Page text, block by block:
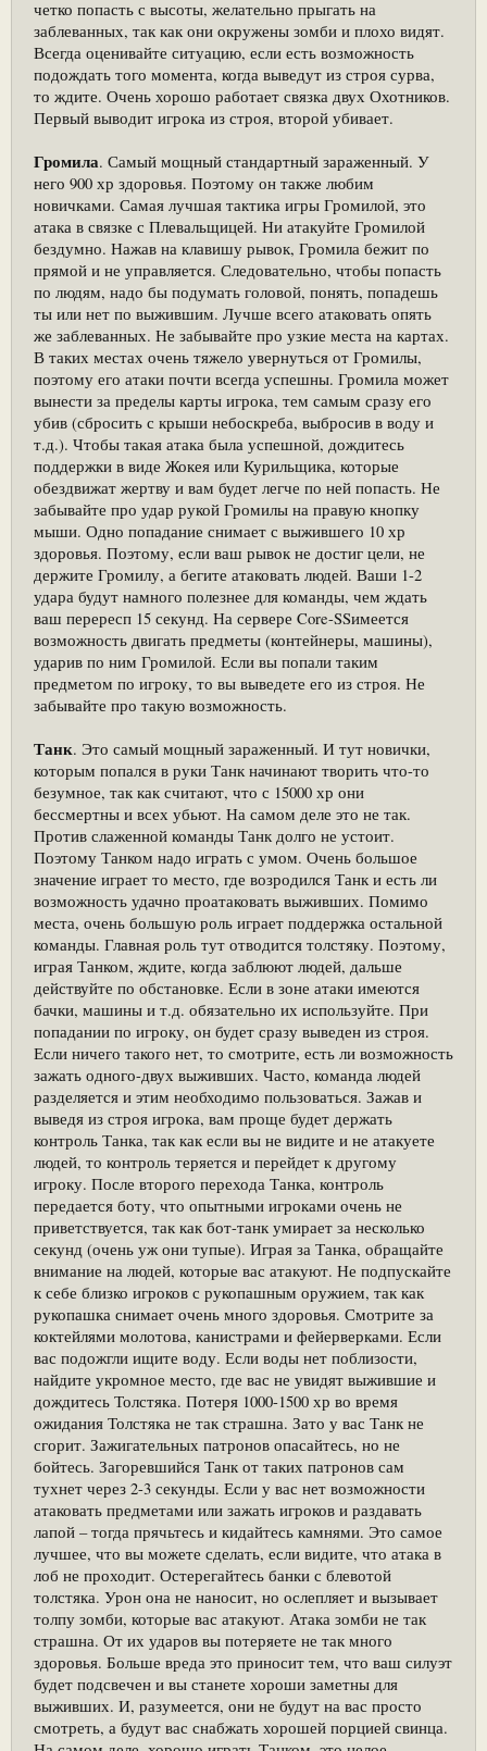
четко попасть с высоты, желательно прыгать на
заблеванных, так как они окружены зомби и плохо видят.
Всегда оценивайте ситуацию, если есть возможность
подождать того момента, когда выведут из строя сурва,
то ждите. Очень хорошо работает связка двух Охотников.
Первый выводит игрока из строя, второй убивает.
Громила. Самый мощный стандартный зараженный. У
него 900 хр здоровья. Поэтому он также любим
новичками. Самая лучшая тактика игры Громилой, это
атака в связке с Плевальщицей. Ни атакуйте Громилой
бездумно. Нажав на клавишу рывок, Громила бежит по
прямой и не управляется. Следовательно, чтобы попасть
по людям, надо бы подумать головой, понять, попадешь
ты или нет по выжившим. Лучше всего атаковать опять
же заблеванных. Не забывайте про узкие места на картах.
В таких местах очень тяжело увернуться от Громилы,
поэтому его атаки почти всегда успешны. Громила может
вынести за пределы карты игрока, тем самым сразу его
убив (сбросить с крыши небоскреба, выбросив в воду и
т.д.). Чтобы такая атака была успешной, дождитесь
поддержки в виде Жокея или Курильщика, которые
обездвижат жертву и вам будет легче по ней попасть. Не
забывайте про удар рукой Громилы на правую кнопку
мыши. Одно попадание снимает с выжившего 10 хр
здоровья. Поэтому, если ваш рывок не достиг цели, не
держите Громилу, а бегите атаковать людей. Ваши 1-2
удара будут намного полезнее для команды, чем ждать
ваш перересп 15 секунд. На сервере Core-SSимеется
возможность двигать предметы (контейнеры, машины),
ударив по ним Громилой. Если вы попали таким
предметом по игроку, то вы выведете его из строя. Не
забывайте про такую возможность.
Танк. Это самый мощный зараженный. И тут новички,
которым попался в руки Танк начинают творить что-то
безумное, так как считают, что с 15000 хр они
бессмертны и всех убьют. На самом деле это не так.
Против слаженной команды Танк долго не устоит.
Поэтому Танком надо играть с умом. Очень большое
значение играет то место, где возродился Танк и есть ли
возможность удачно проатаковать выживших. Помимо
места, очень большую роль играет поддержка остальной
команды. Главная роль тут отводится толстяку. Поэтому,
играя Танком, ждите, когда заблюют людей, дальше
действуйте по обстановке. Если в зоне атаки имеются
бачки, машины и т.д. обязательно их используйте. При
попадании по игроку, он будет сразу выведен из строя.
Если ничего такого нет, то смотрите, есть ли возможность
зажать одного-двух выживших. Часто, команда людей
разделяется и этим необходимо пользоваться. Зажав и
выведя из строя игрока, вам проще будет держать
контроль Танка, так как если вы не видите и не атакуете
людей, то контроль теряется и перейдет к другому
игроку. После второго перехода Танка, контроль
передается боту, что опытными игроками очень не
приветствуется, так как бот-танк умирает за несколько
секунд (очень уж они тупые). Играя за Танка, обращайте
внимание на людей, которые вас атакуют. Не подпускайте
к себе близко игроков с рукопашным оружием, так как
рукопашка снимает очень много здоровья. Смотрите за
коктейлями молотова, канистрами и фейерверками. Если
вас подожгли ищите воду. Если воды нет поблизости,
найдите укромное место, где вас не увидят выжившие и
дождитесь Толстяка. Потеря 1000-1500 хр во время
ожидания Толстяка не так страшна. Зато у вас Танк не
сгорит. Зажигательных патронов опасайтесь, но не
бойтесь. Загоревшийся Танк от таких патронов сам
тухнет через 2-3 секунды. Если у вас нет возможности
атаковать предметами или зажать игроков и раздавать
лапой – тогда прячьтесь и кидайтесь камнями. Это самое
лучшее, что вы можете сделать, если видите, что атака в
лоб не проходит. Остерегайтесь банки с блевотой
толстяка. Урон она не наносит, но ослепляет и вызывает
толпу зомби, которые вас атакуют. Атака зомби не так
страшна. От их ударов вы потеряете не так много
здоровья. Больше вреда это приносит тем, что ваш силуэт
будет подсвечен и вы станете хороши заметны для
выживших. И, разумеется, они не будут на вас просто
смотреть, а будут вас снабжать хорошей порцией свинца.